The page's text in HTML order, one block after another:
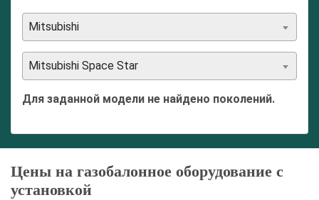
Mitsubishi
Mitsubishi Space Star
Для заданной модели не найдено поколений.
Цены на газобалонное оборудование с
установкой